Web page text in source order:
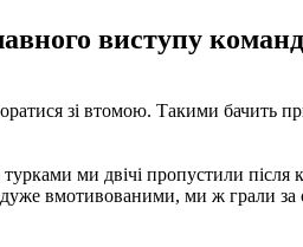
виступу
зі втомою. Такими бачить
ми двічі пропустили після
вмотивованими, ми ж грали за